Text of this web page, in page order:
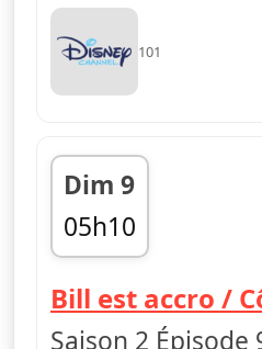
101
Dim 9
05h10
fin 05h30
Bill est accro /
Saison 2 Épisode